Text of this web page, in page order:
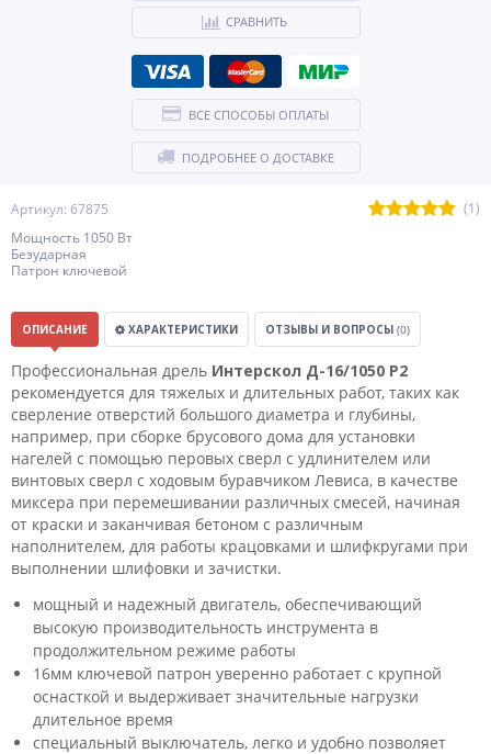
Артикул: 67875
(1)
Мощность 1050 Вт
Безударная
Патрон ключевой
СРАВНИТЬ
ВСЕ СПОСОБЫ ОПЛАТЫ
ПОДРОБНЕЕ О ДОСТАВКЕ
ОПИСАНИЕ ХАРАКТЕРИСТИКИ ОТЗЫВЫ И ВОПРОСЫ (0)
Профессиональная дрель Интерскол Д-16/1050 Р2
рекомендуется для тяжелых и длительных работ, таких как
сверление отверстий большого диаметра и глубины,
например, при сборке брусового дома для установки
нагелей с помощью перовых сверл с удлинителем или
винтовых сверл с ходовым буравчиком Левиса, в качестве
миксера при перемешивании различных смесей, начиная
от краски и заканчивая бетоном с различным
наполнителем, для работы крацовками и шлифкругами при
выполнении шлифовки и зачистки.
мощный и надежный двигатель, обеспечивающий
высокую производительность инструмента в
продолжительном режиме работы
16мм ключевой патрон уверенно работает с крупной
оснасткой и выдерживает значительные нагрузки
длительное время
специальный выключатель, легко и удобно позволяет